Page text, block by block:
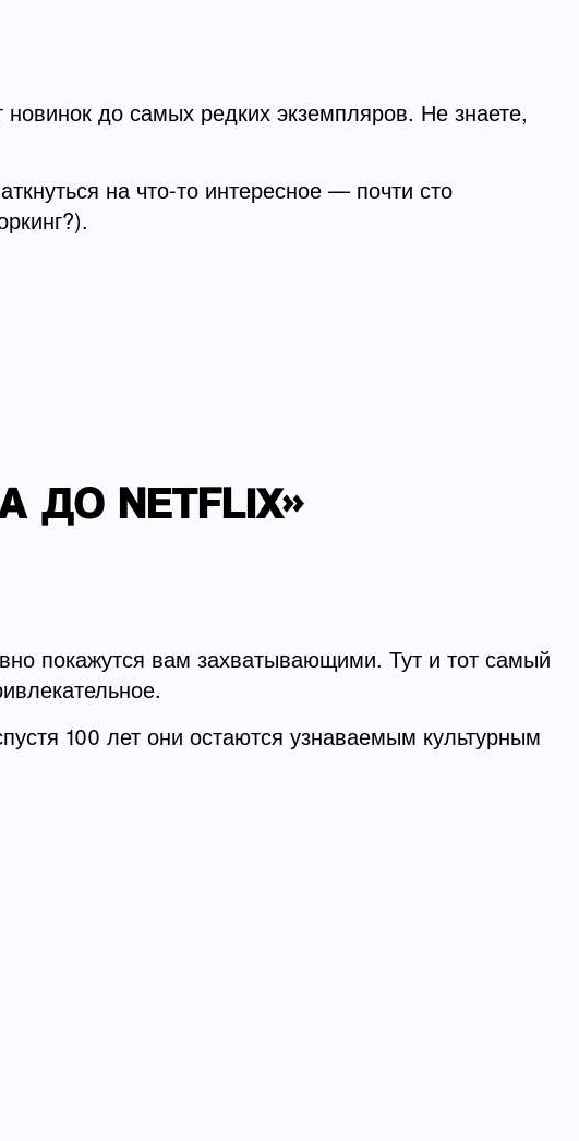
до самых редких экземпляров. Не знаете,
на что-то интересное — почти сто
NETFLIX»
покажутся вам захватывающими. Тут и тот самый
100 лет они остаются узнаваемым культурным